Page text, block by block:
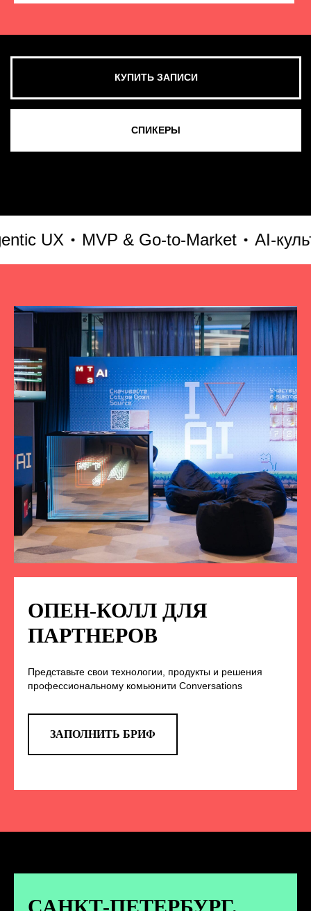
UX MVP & Go-to-Market AI-
ОПЕН-КОЛЛ ДЛЯ
ПАРТНЕРОВ
Представьте свои технологии, продукты и решения
профессиональному комьюнити Conversations
ЗАПОЛНИТЬ БРИФ
СМОТРЕТЬ ВСЕ ФОТО
НА НАС В СОЦСЕТЯХ
TELEGRAM
анонс новых спикеров и другие
новости конференции